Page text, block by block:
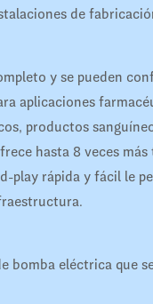
de
y se pueden
aplicaciones
productos
hasta 8 veces
play rápida y fácil le
bomba eléctrica que